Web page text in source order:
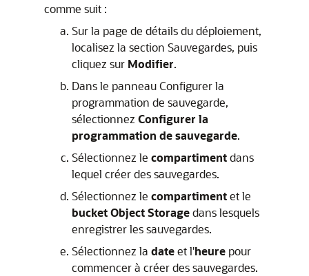
comme suit :
Sur la page de détails du déploiement,
localisez la section Sauvegardes, puis
cliquez sur Modifier.
Dans le panneau Configurer la
programmation de sauvegarde,
sélectionnez Configurer la
programmation de sauvegarde.
Sélectionnez le compartimentdans
lequel créer des sauvegardes.
Sélectionnez le compartimentet le
bucket Object Storagedans lesquels
enregistrer les sauvegardes.
Sélectionnez la dateet l'heure pour
commencer à créer des sauvegardes.